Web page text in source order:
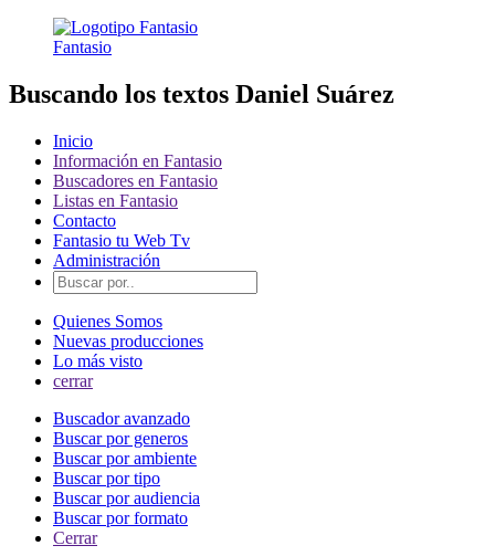
Fantasio
Buscando los textos Daniel Suárez
Inicio
Información en Fantasio
Buscadores en Fantasio
Listas en Fantasio
Contacto
Fantasio tu Web Tv
Administración
Quienes Somos
Nuevas producciones
Lo más visto
cerrar
Buscador avanzado
Buscar por generos
Buscar por ambiente
Buscar por tipo
Buscar por audiencia
Buscar por formato
Cerrar